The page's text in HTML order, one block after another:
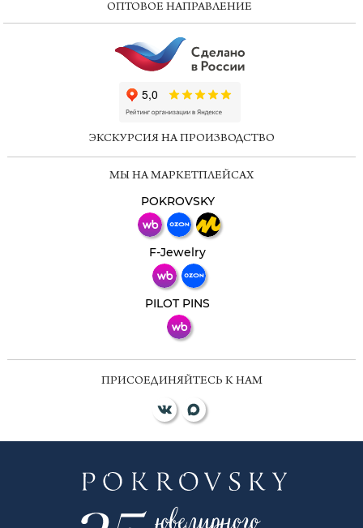
ОПТОВОЕ НАПРАВЛЕНИЕ
ЭКСКУРСИЯ НА ПРОИЗВОДСТВО
МЫ НА МАРКЕТПЛЕЙСАХ
POKROVSKY
F-Jewelry
PILOT PINS
ПРИСОЕДИНЯЙТЕСЬ К НАМ